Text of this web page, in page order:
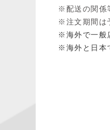
※配送の関係
※注文期間は
※海外で一般
※海外と日本